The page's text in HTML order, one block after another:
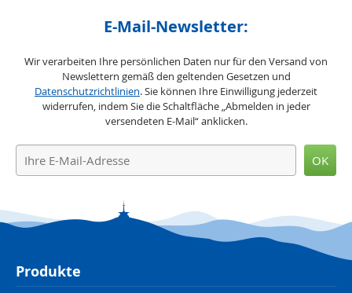
E-Mail-Newsletter:
Wir verarbeiten Ihre persönlichen Daten nur für den Versand von
Newslettern gemäß den geltenden Gesetzen und
Datenschutzrichtlinien. Sie können Ihre Einwilligung jederzeit
widerrufen, indem Sie die Schaltfläche „Abmelden in jeder
versendeten E-Mail“ anklicken.
OK
Produkte